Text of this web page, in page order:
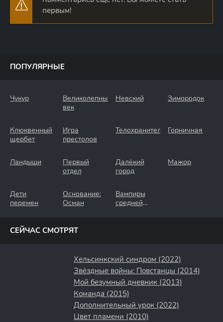
первым!
ПОПУЛЯРНЫЕ
Чукур
Великолепный
век
Невский Зимородок
Клюквенный
щербет
Игра
престолов
Телохранители Горничная
Ландыши
Первый
отдел
Далёкий
город
Мажор
Дети
перемен
Основание:
Осман
Вампиры
средней
СЕЙЧАС СМОТРЯТ
Хельсинкский синдром (2022)
Звёздные войны: Повстанцы (2014)
Мой безумный дневник (2013)
Команда (2015)
Дополнительный урок (2022)
Цвет пламени (2010)